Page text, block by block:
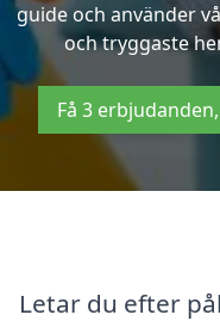
guide och använder
och tryggaste
Få 3
Letar du efter